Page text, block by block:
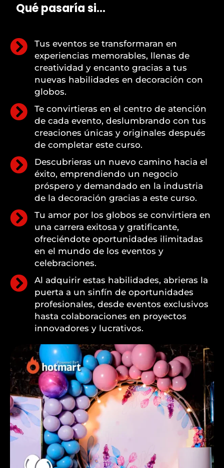
Qué pasaría si…
Tus eventos se transformaran en
experiencias memorables, llenas de
creatividad y encanto gracias a tus
nuevas habilidades en decoración con
globos.
Te convirtieras en el centro de atención
de cada evento, deslumbrando con tus
creaciones únicas y originales después
de completar este curso.
Descubrieras un nuevo camino hacia el
éxito, emprendiendo un negocio
próspero y demandado en la industria
de la decoración gracias a este curso.
Tu amor por los globos se convirtiera en
una carrera exitosa y gratificante,
ofreciéndote oportunidades ilimitadas
en el mundo de los eventos y
celebraciones.
Al adquirir estas habilidades, abrieras la
puerta a un sinfín de oportunidades
profesionales, desde eventos exclusivos
hasta colaboraciones en proyectos
innovadores y lucrativos.